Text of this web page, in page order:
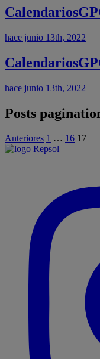
hace junio 13th, 2022
hace junio 13th, 2022
Posts
Anteriores 1 … 16 17